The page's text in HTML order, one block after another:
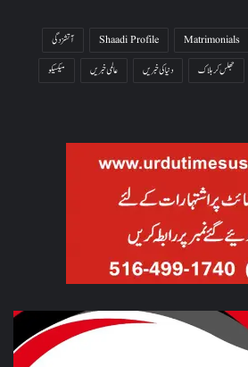
Matrimonials
Shaadi Profile
آتشزدگی
جھلس کر ہلاک دنیا کی خبریں عالمی خبریں
میکسیکو